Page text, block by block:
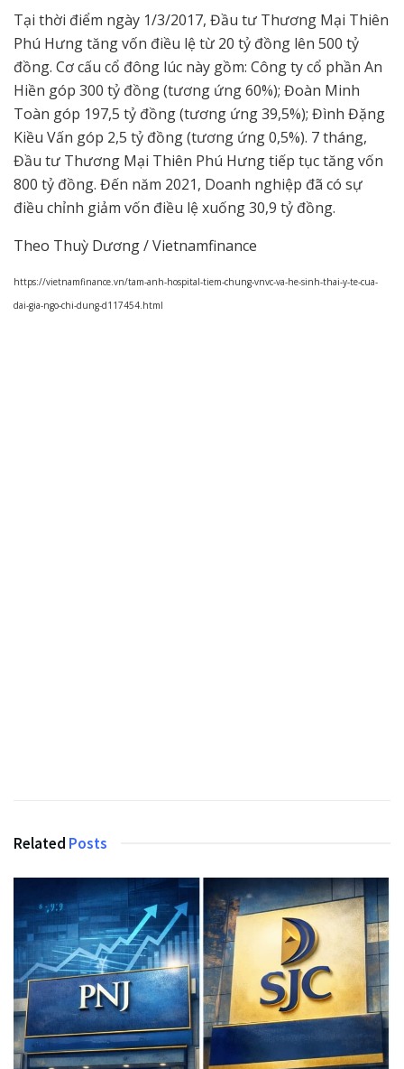
Tại thời điểm ngày 1/3/2017, Đầu tư Thương Mại Thiên
Phú Hưng tăng vốn điều lệ từ 20 tỷ đồng lên 500 tỷ
đồng. Cơ cấu cổ đông lúc này gồm: Công ty cổ phần An
Hiền góp 300 tỷ đồng (tương ứng 60%); Đoàn Minh
Toàn góp 197,5 tỷ đồng (tương ứng 39,5%); Đình Đặng
Kiều Vấn góp 2,5 tỷ đồng (tương ứng 0,5%). 7 tháng,
Đầu tư Thương Mại Thiên Phú Hưng tiếp tục tăng vốn
800 tỷ đồng. Đến năm 2021, Doanh nghiệp đã có sự
điều chỉnh giảm vốn điều lệ xuống 30,9 tỷ đồng.
Theo Thuỳ Dương / Vietnamfinance
https://vietnamfinance.vn/tam-anh-hospital-tiem-chung-vnvc-va-he-sinh-thai-y-te-cua-
dai-gia-ngo-chi-dung-d117454.html
Related Posts